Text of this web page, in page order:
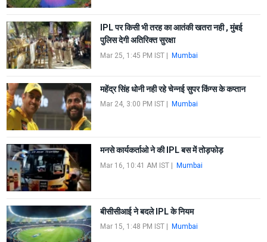
IPL पर किसी भी तरह का आतंकी खतरा नही , मुंबई
पुलिस देगी अतिरिक्त सुरक्षा
Mar 25, 1:45 PM IST| Mumbai
महेंद्र सिंह धोनी नही रहे चेन्नई सुपर किंग्स के कप्तान
Mar 24, 3:00 PM IST| Mumbai
मनसे कार्यकर्ताओ ने की IPL बस में तोड़फोड़
Mar 16, 10:41 AM IST| Mumbai
बीसीसीआई ने बदले IPL के नियम
Mar 15, 1:48 PM IST| Mumbai